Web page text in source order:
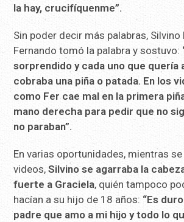
la hay, crucifíquenme”.
Sin poder decir más palabras, Silvino
Fernando tomó la palabra y sostuvo:
sorprendido y cada uno que quería
cobraba una piña o patada. En los
como Fer cae mal en la primera
mano derecha para pedir que no
no paraban”.
En varias oportunidades, mientras
videos, Silvino se agarraba la
fuerte a Graciela, quién tampoco
hacían a su hijo de 18 años: “Es
padre que amo a mi hijo y todo lo